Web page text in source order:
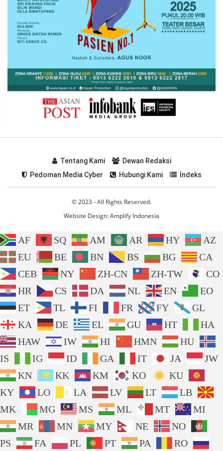
Tentang Kami
Dewan Redaksi
Pedoman Media Cyber
Hubungi Kami Indeks
© 2023 - All Rights Reserved.
Website Design:Amplify Indonesia
AF SQ AM AR HY
AZ
EU
BE BN BS BG
CA
CEB
NY ZH-CN ZH-TW
CO
HR
CS DA NL EN
EO
ET
TL FI FR FY
GL
KA
DE EL GU HT
HA
HAW
IW HI HMN
HU
IS
IG ID GA IT JA
JW
KN
KK KM KO
KU
KY
LO LA LV LT
LB
MK
MG MS ML MT
MI
MR
MN MY NE
NO
PS
FA PL PT PA RO